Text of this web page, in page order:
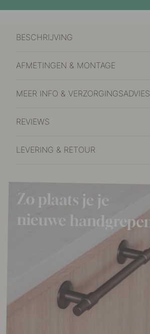
BESCHRIJVING
AFMETINGEN & MONTAGE
MEER INFO & VERZORGINGSADVIES
REVIEWS
LEVERING & RETOUR